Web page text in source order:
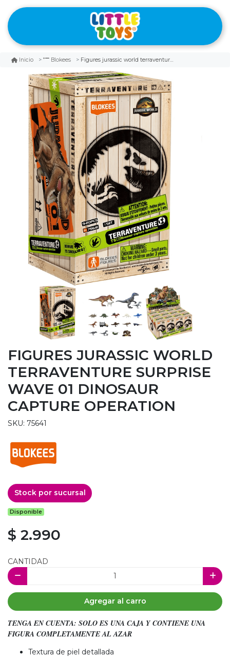
Inicio Blokees Figures jurassic world terraventure surprise wave 01 dinosaur capture operation
FIGURES JURASSIC WORLD
TERRAVENTURE SURPRISE
WAVE 01 DINOSAUR
CAPTURE OPERATION
SKU: 75641
Stock por sucursal
Disponible
$ 2.990
CANTIDAD
Agregar al carro
TENGA EN CUENTA: SOLO ES UNA CAJA Y CONTIENE UNA
FIGURA COMPLETAMENTE AL AZAR
Textura de piel detallada